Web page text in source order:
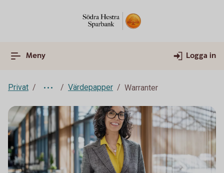
Meny Logga in
Privat Värdepapper Warranter